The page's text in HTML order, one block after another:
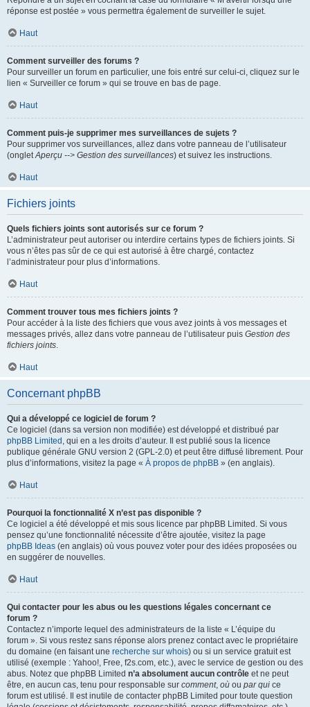
réponse est postée » vous permettra également de surveiller le sujet.
Haut
Comment surveiller des forums ?
Pour surveiller un forum en particulier, une fois entré sur celui-ci, cliquez sur le
lien « Surveiller ce forum » qui se trouve en bas de page.
Haut
Comment puis-je supprimer mes surveillances de sujets ?
Pour supprimer vos surveillances, allez dans votre panneau de l’utilisateur
(ongletAperçu --> Gestion des surveillances) et suivez les instructions.
Haut
Fichiers joints
Quels fichiers joints sont autorisés sur ce forum ?
L’administrateur peut autoriser ou interdire certains types de fichiers joints. Si
vous n’êtes pas sûr de ce qui est autorisé à être chargé, contactez
l’administrateur pour plus d’informations.
Haut
Comment trouver tous mes fichiers joints ?
Pour accéder à la liste des fichiers que vous avez joints à vos messages et
messages privés, allez dans votre panneau de l’utilisateur puis Gestion des
fichiers joints.
Haut
Concernant phpBB
Qui a développé ce logiciel de forum ?
Ce logiciel (dans sa version non modifiée) est développé et distribué par
phpBB Limited , qui en a les droits d’auteur. Il est publié sous la licence
publique générale GNU version 2 (GPL-2.0) et peut être diffusé librement. Pour
plus d’informations, visitez la page « À propos de phpBB » (en anglais).
Haut
Pourquoi la fonctionnalité X n’est pas disponible ?
Ce logiciel a été développé et mis sous licence par phpBB Limited. Si vous
pensez qu’une fonctionnalité nécessite d’être ajoutée, visitez la page
phpBB Ideas (en anglais) où vous pouvez voter pour des idées proposées ou
en suggérer de nouvelles.
Haut
Qui contacter pour les abus ou les questions légales concernant ce
forum ?
Contactez n’importe lequel des administrateurs de la liste « L’équipe du
forum ». Si vous restez sans réponse alors prenez contact avec le propriétaire
du domaine (en faisant une recherche sur whois) ou si un service gratuit est
utilisé (exemple : Yahoo!, Free, f2s.com, etc.), avec le service de gestion ou des
abus. Notez que phpBB Limited n’a absolument aucun contrôle et ne peut
être, en aucun cas, tenu pour responsable sur comment, où ou par qui ce
forum est utilisé. Il est inutile de contacter phpBB Limited pour toute question